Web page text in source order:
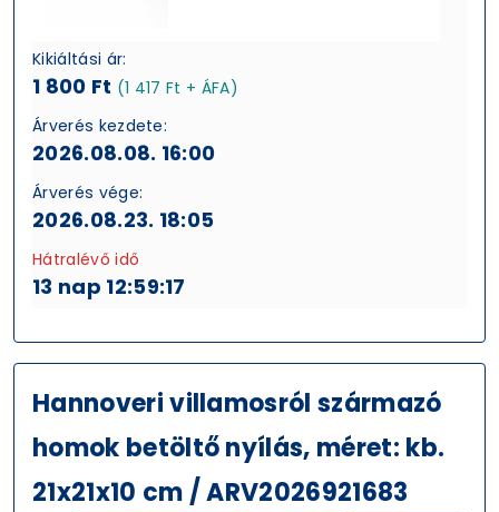
Kikiáltási ár:
1 800 Ft (1 417 Ft + ÁFA)
Árverés kezdete:
2026.08.08. 16:00
Árverés vége:
2026.08.23. 18:05
Hátralévő idő
13 nap 12:59:16
Hannoveri villamosról származó
homok betöltő nyílás, méret: kb.
21x21x10 cm / ARV2026921683